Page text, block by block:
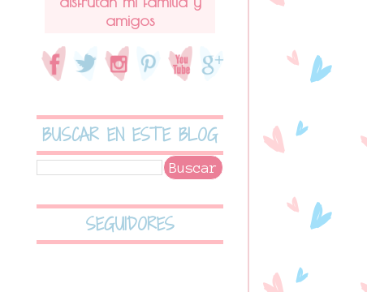
amigos
BUSCAR EN ESTE BLOG
SEGUIDORES